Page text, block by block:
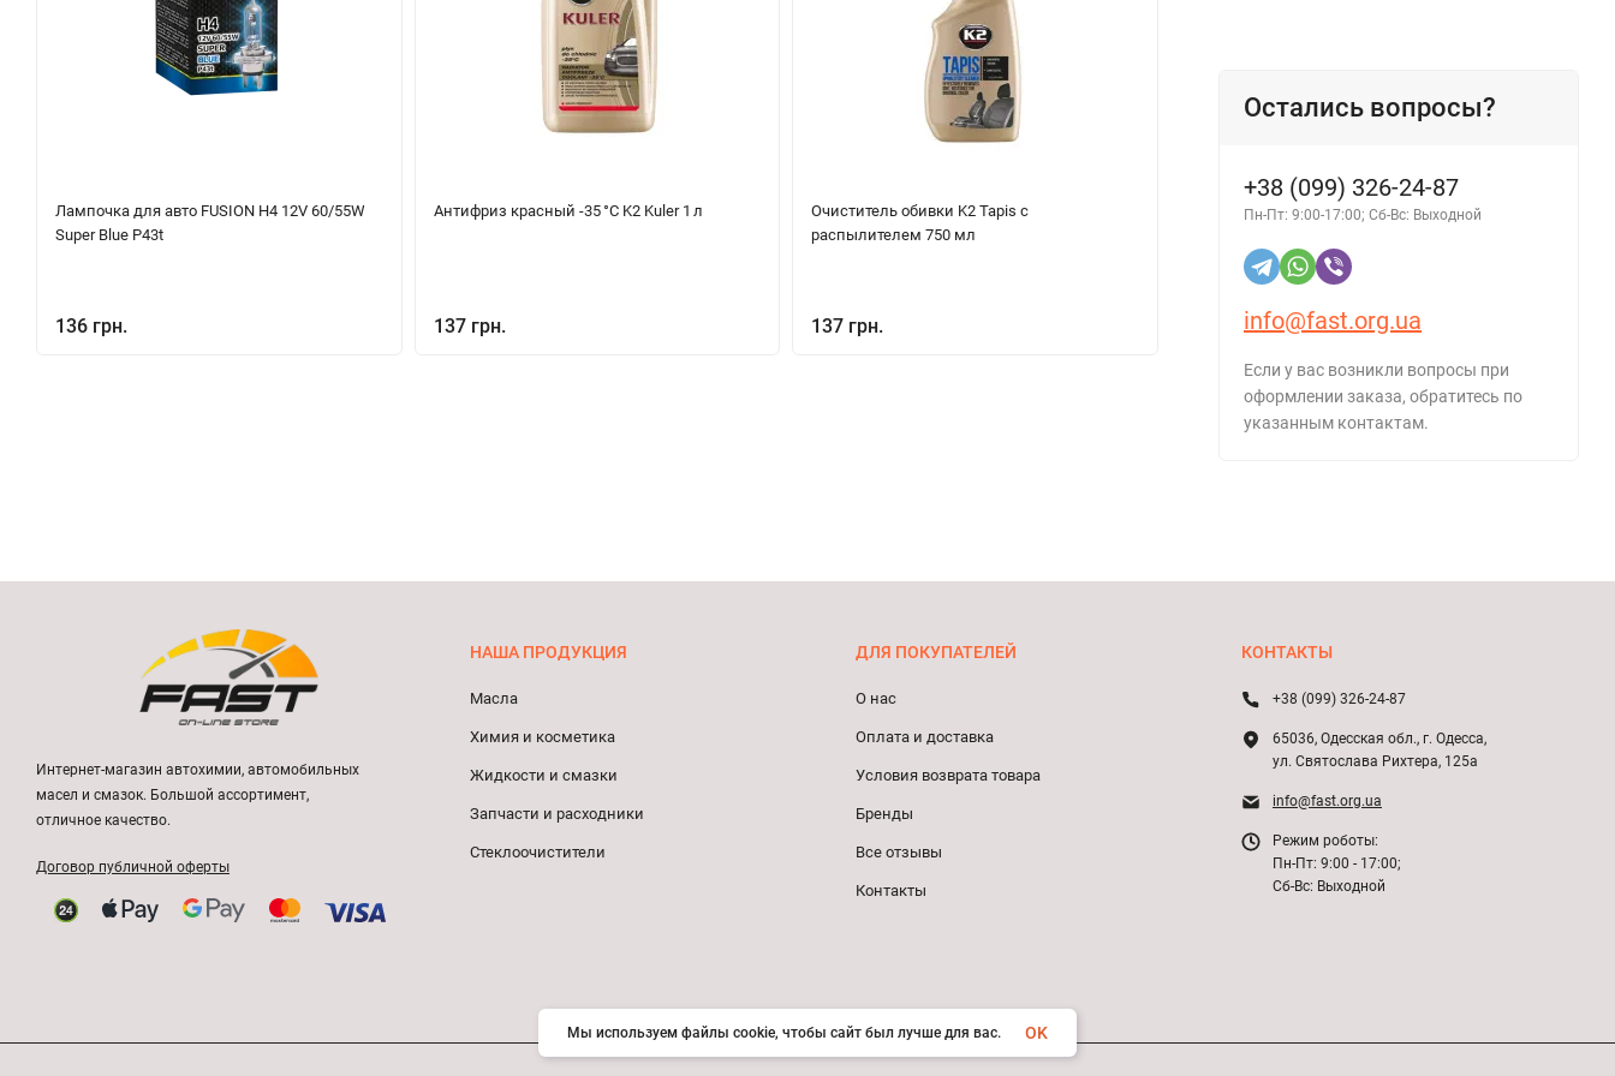
Лампочка для авто FUSION H4 12V 60/55W
Super Blue P43t
136 грн.
Антифриз красный -35 °C K2 Kuler 1 л
137 грн.
Очиститель обивки K2 Tapis с
распылителем 750 мл
137 грн.
Топливный фильтр на Alfa
FUSION FF 3330
137 грн.
Остались вопросы?
+38 (099) 326-24-87
Пн-Пт: 9:00-17:00; Сб-Вс: Выходной
info@fast.org.ua
Если у вас возникли вопросы при
оформлении заказа, обратитесь по
указанным контактам.
Интернет-магазин автохимии, автомобильных
масел и смазок. Большой ассортимент,
отличное качество.
Договор публичной оферты
НАША ПРОДУКЦИЯ
Масла
Химия и косметика
Жидкости и смазки
Запчасти и расходники
Стеклоочистители
ДЛЯ ПОКУПАТЕЛЕЙ
О нас
Оплата и доставка
Условия возврата товара
Бренды
Все отзывы
Контакты
КОНТАКТЫ
+38 (099) 326-24-87
65036, Одесская обл., г. Одесса,
ул. Святослава Рихтера, 125а
info@fast.org.ua
Режим роботы:
Пн-Пт: 9:00 - 17:00;
Сб-Вс: Выходной
Мы используем файлы cookie, чтобы сайт был лучше для вас. OK